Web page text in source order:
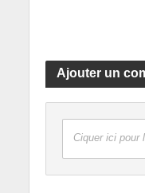
Ajouter un
Ciquer ici pour